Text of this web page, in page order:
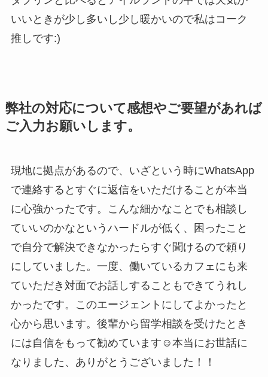
いいときが少し多いし少し暖かいので私はコーク
推しです:)
弊社の対応について感想やご要望があれば
ご入力お願いします。
現地に拠点があるので、いざという時にWhatsApp
で連絡するとすぐに返信をいただけることが本当
に心強かったです。こんな細かなことでも相談し
ていいのかなというハードルが低く、困ったこと
で自分で解決できなかったらすぐ聞けるので頼り
にしていました。一度、働いているカフェにも来
ていただき対面でお話しすることもできてうれし
かったです。このエージェントにしてよかったと
心から思います。後輩から留学相談を受けたとき
には自信をもって勧めています☺本当にお世話に
なりました、ありがとうございました！！